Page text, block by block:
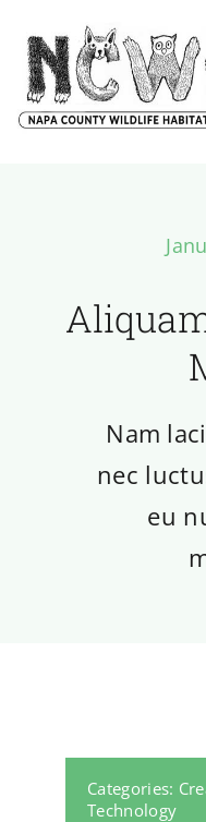
content
Nam
nec
eu
Categories:
Technology